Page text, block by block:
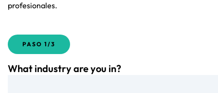
profesionales.
PASO 1/3
What industry are you in?